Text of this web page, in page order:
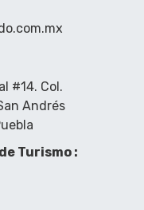
#14. Col.
Andrés
Turismo :